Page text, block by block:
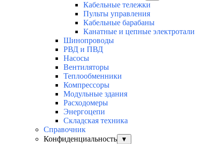
Кабельные тележки
Пульты управления
Кабельные барабаны
Канатные и цепные электротали
Шинопроводы
РВД и ПВД
Насосы
Вентиляторы
Теплообменники
Компрессоры
Модульные здания
Расходомеры
Энергоцепи
Складская техника
Справочник
Конфиденциальность
▼